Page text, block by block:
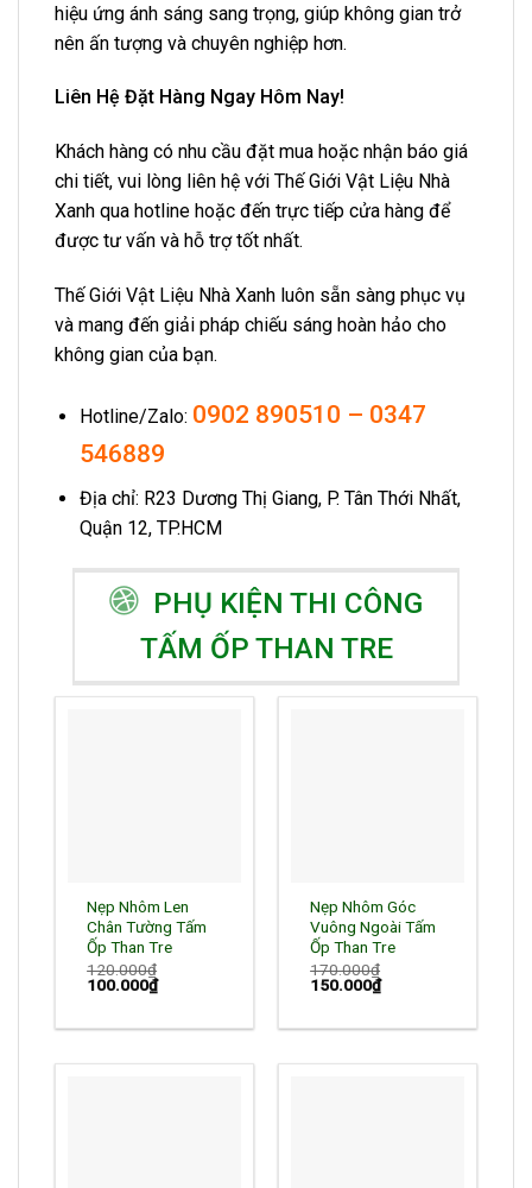
hiệu ứng ánh sáng sang trọng, giúp không gian trở
nên ấn tượng và chuyên nghiệp hơn.
Liên Hệ Đặt Hàng Ngay Hôm Nay!
Khách hàng có nhu cầu đặt mua hoặc nhận báo giá
chi tiết, vui lòng liên hệ với Thế Giới Vật Liệu Nhà
Xanh qua hotline hoặc đến trực tiếp cửa hàng để
được tư vấn và hỗ trợ tốt nhất.
Thế Giới Vật Liệu Nhà Xanh luôn sẵn sàng phục vụ
và mang đến giải pháp chiếu sáng hoàn hảo cho
không gian của bạn.
Hotline/Zalo: 0902 890510 – 0347
546889
Địa chỉ: R23 Dương Thị Giang, P. Tân Thới Nhất,
Quận 12, TP.HCM
PHỤ KIỆN THI CÔNG
TẤM ỐP THAN TRE
Nẹp Nhôm Len
Chân Tường Tấm
Ốp Than Tre
120.000₫
Giá
120.000₫.
100.000₫Giá
là:
Nẹp Nhôm Góc
Vuông Ngoài Tấm
Ốp Than Tre
170.000₫
Giá
170.000₫.
150.000₫Giá
là: